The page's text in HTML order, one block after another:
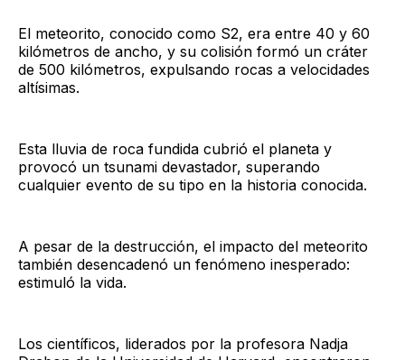
El meteorito, conocido como S2, era entre 40 y 60
kilómetros de ancho, y su colisión formó un cráter
de 500 kilómetros, expulsando rocas a velocidades
altísimas.
Esta lluvia de roca fundida cubrió el planeta y
provocó un tsunami devastador, superando
cualquier evento de su tipo en la historia conocida.
A pesar de la destrucción, el impacto del meteorito
también desencadenó un fenómeno inesperado:
estimuló la vida.
Los científicos, liderados por la profesora Nadja